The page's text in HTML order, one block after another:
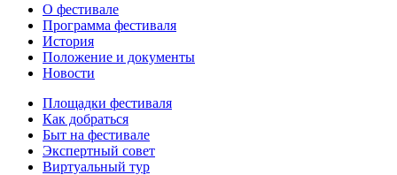
О фестивале
Программа фестиваля
История
Положение и документы
Новости
Площадки фестиваля
Как добраться
Быт на фестивале
Экспертный совет
Виртуальный тур